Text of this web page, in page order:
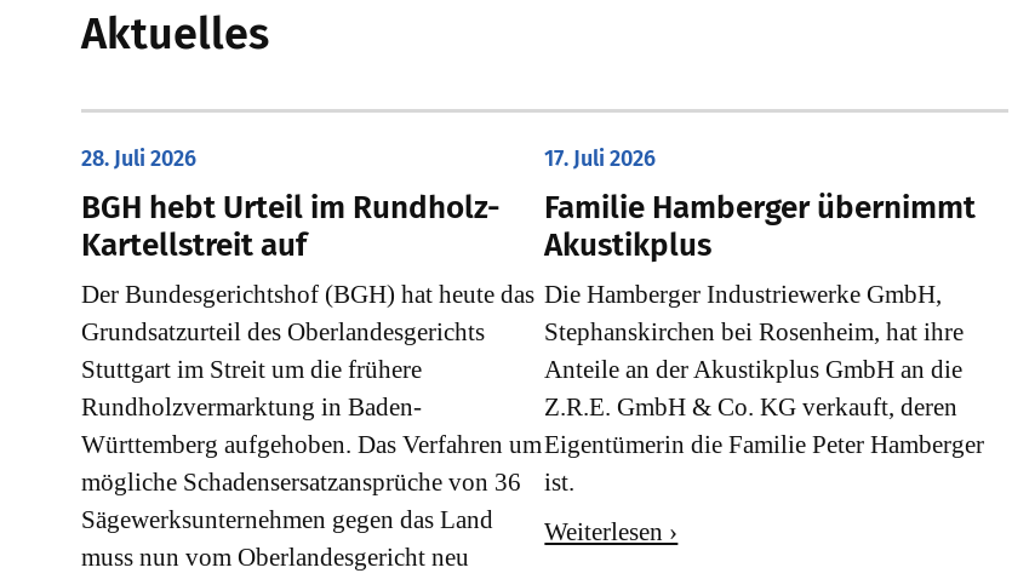
Aktuelles
28. Juli 2026
​BGH hebt Urteil im Rundholz-
Kartellstreit auf
Der Bundesgerichtshof (BGH) hat heute das
Grundsatzurteil des Oberlandesgerichts
Stuttgart im Streit um die frühere
Rundholzvermarktung in Baden-
Württemberg aufgehoben. Das Verfahren um
mögliche Schadensersatzansprüche von 36
Sägewerksunternehmen gegen das Land
muss nun vom Oberlandesgericht neu
17. Juli 2026
Familie Hamberger übernimmt
Akustikplus
Die Hamberger Industriewerke GmbH,
Stephanskirchen bei Rosenheim, hat ihre
Anteile an der Akustikplus GmbH an die
Z.R.E. GmbH & Co. KG verkauft, deren
Eigentümerin die Familie Peter Hamberger
ist.
Weiterlesen ›